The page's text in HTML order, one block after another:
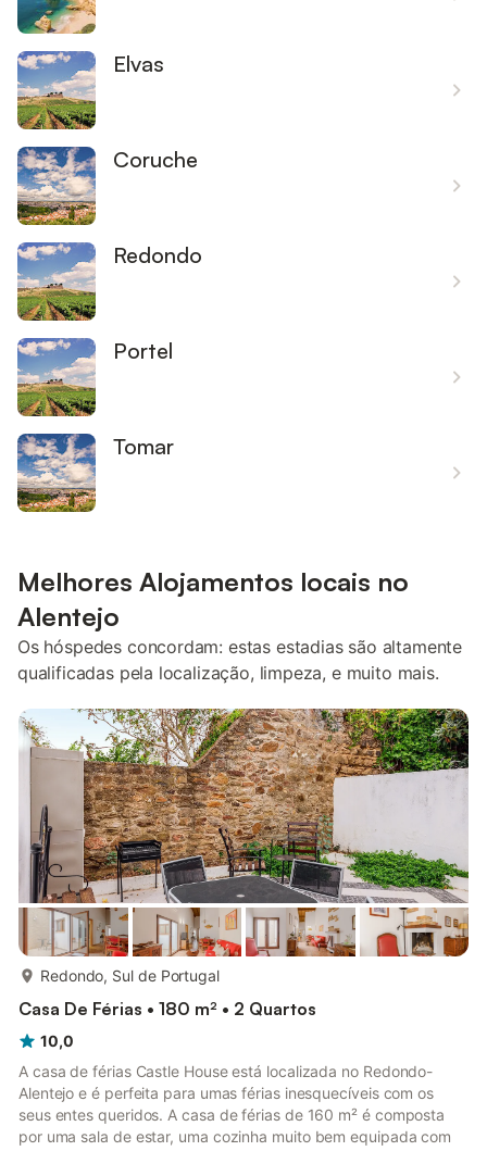
Elvas
Coruche
Redondo
Portel
Tomar
Melhores Alojamentos locais no
Alentejo
Os hóspedes concordam: estas estadias são altamente
qualificadas pela localização, limpeza, e muito mais.
Redondo, Sul de Portugal
Casa De Férias • 180 m² • 2 Quartos
10,0
A casa de férias Castle House está localizada no Redondo-
Alentejo e é perfeita para umas férias inesquecíveis com os
seus entes queridos. A casa de férias de 160 m² é composta
por uma sala de estar, uma cozinha muito bem equipada com